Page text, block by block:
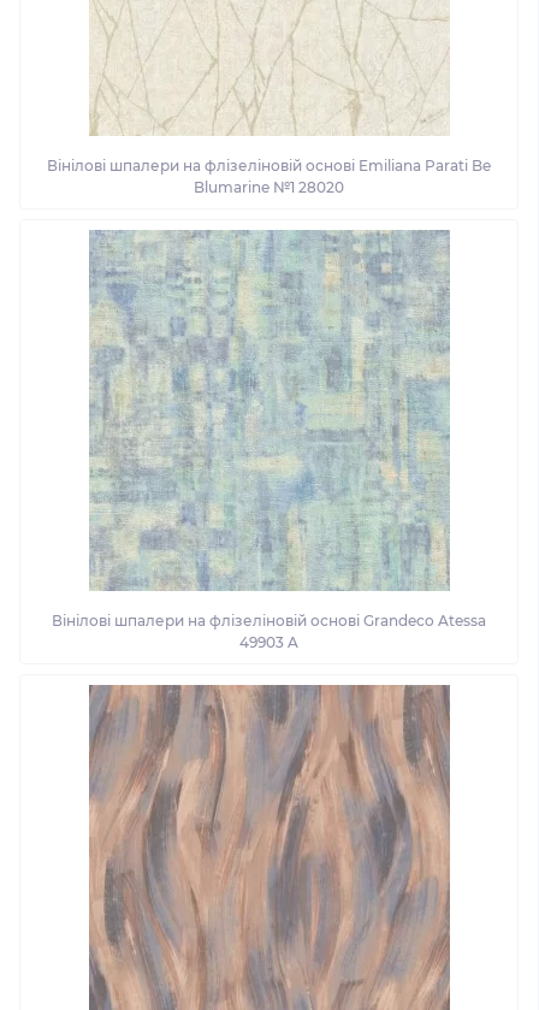
Вінілові шпалери на флізеліновій основі Emiliana Parati Be
Blumarine №1 28020
Вінілові шпалери на флізеліновій основі Grandeco Atessa
49903 A